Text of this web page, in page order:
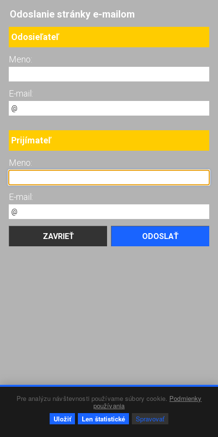
Pre analýzu návštevnosti používame súbory cookie. Podmienky
používania
Uložiť
Len štatistické Spravovať
Odoslanie stránky e-mailom
Odosieľateľ
Meno:
E-mail:
Prijímateľ
Meno:
E-mail: